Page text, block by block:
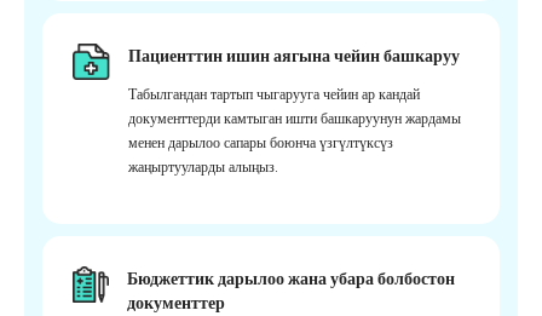
Пациенттин ишин аягына чейин башкаруу
Табылгандан тартып чыгарууга чейин ар кандай
документтерди камтыган ишти башкаруунун жардамы
менен дарылоо сапары боюнча үзгүлтүксүз
жаңыртууларды алыңыз.
Бюджеттик дарылоо жана убара болбостон
документтер